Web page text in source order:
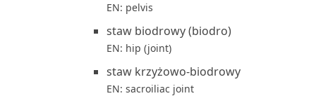
EN: pelvis
staw biodrowy (biodro)
EN: hip (joint)
staw krzyżowo-biodrowy
EN: sacroiliac joint